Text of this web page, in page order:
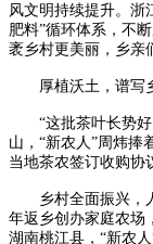
风文明持续提升。
肥料”循环体系，不
袤乡村更美丽，乡亲
厚植沃土，谱写乡
“这批茶叶长势好
山，“新农人”周炜捧
当地茶农签订收购协
乡村全面振兴，人
年返乡创办家庭农场
湖南桃江县，“新农